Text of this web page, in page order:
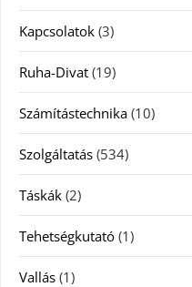
Kapcsolatok (3)
Ruha-Divat (19)
Számítástechnika (10)
Szolgáltatás (534)
Táskák (2)
Tehetségkutató (1)
Vallás (1)